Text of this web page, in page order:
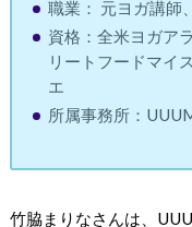
職業： 元ヨガ講師
資格：全米ヨガア
リートフードマイ
エ
所属事務所：
竹脇まりなさんは、